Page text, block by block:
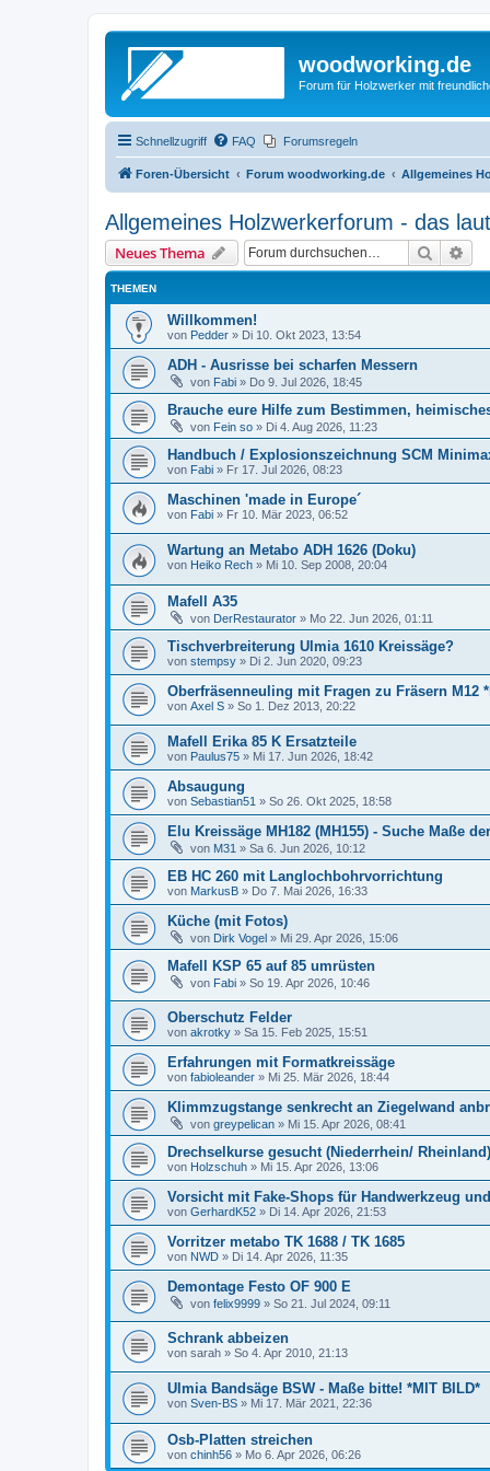
woodworking.de
Forum für Holzwerker mit
Schnellzugriff FAQ Forumsregeln
Foren-Übersicht Forum woodworking.de Allgemeines
Allgemeines Holzwerkerforum - das
Neues Thema Suche
THEMEN
Willkommen!
von Pedder » Di 10. Okt 2023, 13:54
ADH - Ausrisse bei scharfen Messern
von Fabi » Do 9. Jul 2026, 18:45
Brauche eure Hilfe zum Bestimmen,
von Fein so » Di 4. Aug 2026, 11:23
Handbuch / Explosionszeichnung SCM
von Fabi » Fr 17. Jul 2026, 08:23
Maschinen 'made in Europe´
von Fabi » Fr 10. Mär 2023, 06:52
Wartung an Metabo ADH 1626 (Doku)
von Heiko Rech » Mi 10. Sep 2008, 20:04
Mafell A35
von DerRestaurator » Mo 22. Jun 2026, 01:11
Tischverbreiterung Ulmia 1610 Kreissäge?
von stempsy » Di 2. Jun 2020, 09:23
Oberfräsenneuling mit Fragen zu Fräsern M12
von Axel S » So 1. Dez 2013, 20:22
Mafell Erika 85 K Ersatzteile
von Paulus75 » Mi 17. Jun 2026, 18:42
Absaugung
von Sebastian51 » So 26. Okt 2025, 18:58
Elu Kreissäge MH182 (MH155) - Suche Maße
von M31 » Sa 6. Jun 2026, 10:12
EB HC 260 mit Langlochbohrvorrichtung
von MarkusB » Do 7. Mai 2026, 16:33
Küche (mit Fotos)
von Dirk Vogel » Mi 29. Apr 2026, 15:06
Mafell KSP 65 auf 85 umrüsten
von Fabi » So 19. Apr 2026, 10:46
Oberschutz Felder
von akrotky » Sa 15. Feb 2025, 15:51
Erfahrungen mit Formatkreissäge
von fabioleander » Mi 25. Mär 2026, 18:44
Klimmzugstange senkrecht an Ziegelwand
von greypelican » Mi 15. Apr 2026, 08:41
Drechselkurse gesucht (Niederrhein/ Rheinland)
von Holzschuh » Mi 15. Apr 2026, 13:06
Vorsicht mit Fake-Shops für Handwerkzeug
von GerhardK52 » Di 14. Apr 2026, 21:53
Vorritzer metabo TK 1688 / TK 1685
von NWD » Di 14. Apr 2026, 11:35
Demontage Festo OF 900 E
von felix9999 » So 21. Jul 2024, 09:11
Schrank abbeizen
von sarah » So 4. Apr 2010, 21:13
Ulmia Bandsäge BSW - Maße bitte! *MIT BILD*
von Sven-BS » Mi 17. Mär 2021, 22:36
Osb-Platten streichen
von chinh56 » Mo 6. Apr 2026, 06:26